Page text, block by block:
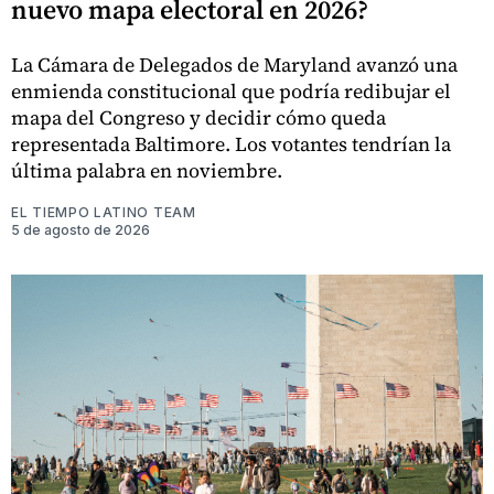
nuevo mapa electoral en 2026?
La Cámara de Delegados de Maryland avanzó una
enmienda constitucional que podría redibujar el
mapa del Congreso y decidir cómo queda
representada Baltimore. Los votantes tendrían la
última palabra en noviembre.
EL TIEMPO LATINO TEAM
5 de agosto de 2026